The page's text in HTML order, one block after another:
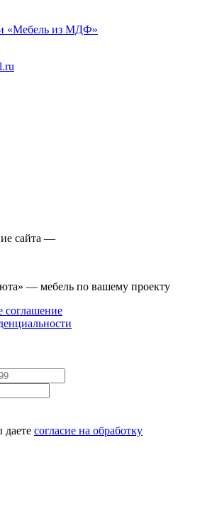
«Мебель из МДФ»
сайта —
— мебель по вашему проекту
соглашение
согласие на обработку